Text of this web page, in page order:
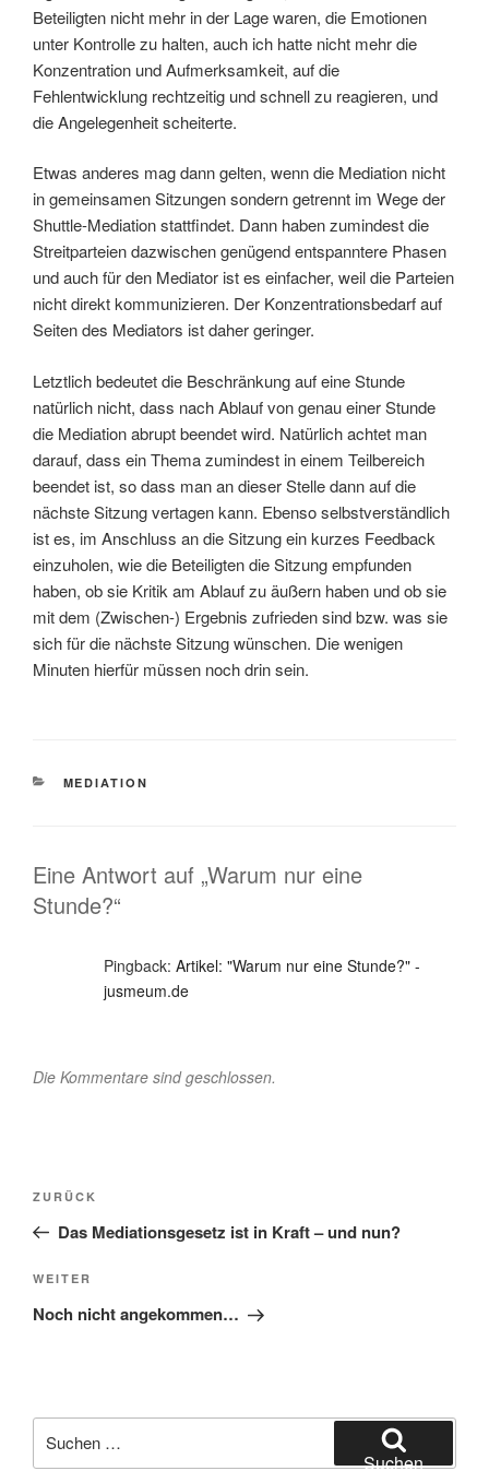
Beteiligten nicht mehr in der Lage waren, die Emotionen
unter Kontrolle zu halten, auch ich hatte nicht mehr die
Konzentration und Aufmerksamkeit, auf die
Fehlentwicklung rechtzeitig und schnell zu reagieren, und
die Angelegenheit scheiterte.
Etwas anderes mag dann gelten, wenn die Mediation nicht
in gemeinsamen Sitzungen sondern getrennt im Wege der
Shuttle-Mediation stattfindet. Dann haben zumindest die
Streitparteien dazwischen genügend entspanntere Phasen
und auch für den Mediator ist es einfacher, weil die Parteien
nicht direkt kommunizieren. Der Konzentrationsbedarf auf
Seiten des Mediators ist daher geringer.
Letztlich bedeutet die Beschränkung auf eine Stunde
natürlich nicht, dass nach Ablauf von genau einer Stunde
die Mediation abrupt beendet wird. Natürlich achtet man
darauf, dass ein Thema zumindest in einem Teilbereich
beendet ist, so dass man an dieser Stelle dann auf die
nächste Sitzung vertagen kann. Ebenso selbstverständlich
ist es, im Anschluss an die Sitzung ein kurzes Feedback
einzuholen, wie die Beteiligten die Sitzung empfunden
haben, ob sie Kritik am Ablauf zu äußern haben und ob sie
mit dem (Zwischen-) Ergebnis zufrieden sind bzw. was sie
sich für die nächste Sitzung wünschen. Die wenigen
Minuten hierfür müssen noch drin sein.
KATEGORIEN
MEDIATION
Eine Antwort auf „Warum nur eine
Stunde?“
Pingback: Artikel: "Warum nur eine Stunde?" -
jusmeum.de
Die Kommentare sind geschlossen.
Beitragsnavigation
Vorheriger
Beitrag
ZURÜCK
Das Mediationsgesetz ist in Kraft – und nun?
Nächster
Beitrag
WEITER
Noch nicht angekommen…
nach:
Suchen